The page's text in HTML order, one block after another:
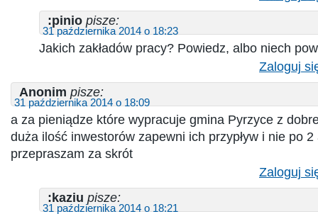
:pinio pisze:
31 października 2014 o 18:23
Jakich zakładów pracy? Powiedz, albo niech
Zaloguj
Anonim pisze:
31 października 2014 o 18:09
a za pieniądze które wypracuje gmina Pyrzyce z
duża ilość inwestorów zapewni ich przypływ i nie po
przepraszam za skrót
Zaloguj
:kaziu pisze:
31 października 2014 o 18:21